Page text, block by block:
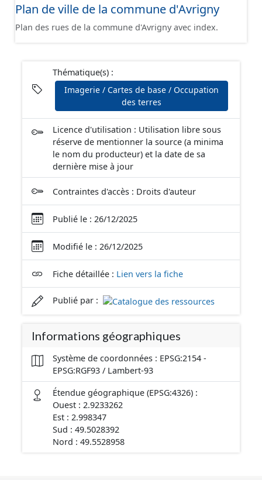
Plan de ville de la commune d'Avrigny
Plan des rues de la commune d'Avrigny avec index.
Thématique(s) :
Imagerie / Cartes de base / Occupation
des terres
Licence d'utilisation : Utilisation libre sous
réserve de mentionner la source (a minima
le nom du producteur) et la date de sa
dernière mise à jour
Contraintes d'accès : Droits d'auteur
Publié le : 26/12/2025
Modifié le : 26/12/2025
Fiche détaillée : Lien vers la fiche
Publié par :
Informations géographiques
Système de coordonnées : EPSG:2154 -
EPSG:RGF93 / Lambert-93
Étendue géographique (EPSG:4326) :
Ouest : 2.9233262
Est : 2.998347
Sud : 49.5028392
Nord : 49.5528958